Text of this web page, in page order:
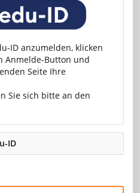
ID anzumelden, klicken
Anmelde-Button und
Seite Ihre
Sie sich bitte an den
ID